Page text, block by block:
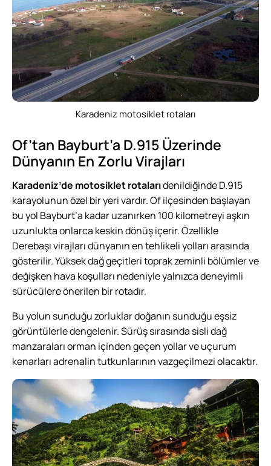
Karadeniz motosiklet rotaları
Of’tan Bayburt’a D.915 Üzerinde
Dünyanın En Zorlu Virajları
Karadeniz’de motosiklet rotalarıdenildiğinde D.915
karayolunun özel bir yeri vardır. Of ilçesinden başlayan
bu yol Bayburt’a kadar uzanırken 100 kilometreyi aşkın
uzunlukta onlarca keskin dönüş içerir. Özellikle
Derebaşı virajları dünyanın en tehlikeli yolları arasında
gösterilir. Yüksek dağ geçitleri toprak zeminli bölümler ve
değişken hava koşulları nedeniyle yalnızca deneyimli
sürücülere önerilen bir rotadır.
Bu yolun sunduğu zorluklar doğanın sunduğu eşsiz
görüntülerle dengelenir. Sürüş sırasında sisli dağ
manzaraları orman içinden geçen yollar ve uçurum
kenarları adrenalin tutkunlarının vazgeçilmezi olacaktır.